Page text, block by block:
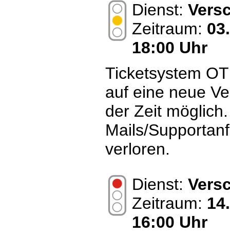
Dienst:
Zeitraum:
18:00 Uhr
Ticketsystem
auf eine neue
der Zeit
Mails/
verloren.
Dienst:
Zeitraum:
16:00 Uhr